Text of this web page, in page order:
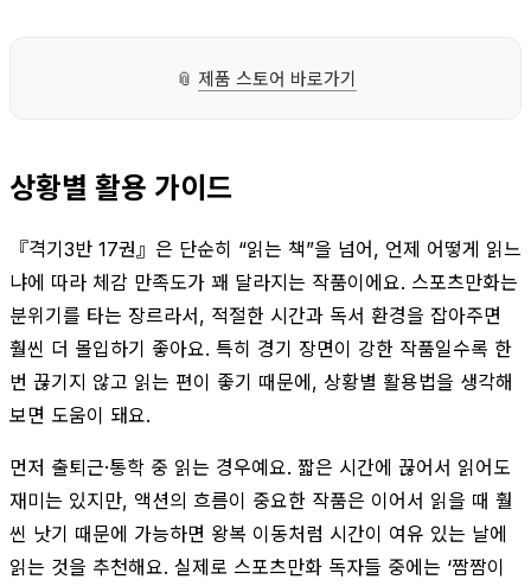
📎 제품 스토어 바로가기
상황별 활용 가이드
『격기3반 17권』은 단순히 “읽는 책”을 넘어, 언제 어떻게 읽느
냐에 따라 체감 만족도가 꽤 달라지는 작품이에요. 스포츠만화는
분위기를 타는 장르라서, 적절한 시간과 독서 환경을 잡아주면
훨씬 더 몰입하기 좋아요. 특히 경기 장면이 강한 작품일수록 한
번 끊기지 않고 읽는 편이 좋기 때문에, 상황별 활용법을 생각해
보면 도움이 돼요.
먼저 출퇴근·통학 중 읽는 경우예요. 짧은 시간에 끊어서 읽어도
재미는 있지만, 액션의 흐름이 중요한 작품은 이어서 읽을 때 훨
씬 낫기 때문에 가능하면 왕복 이동처럼 시간이 여유 있는 날에
읽는 것을 추천해요. 실제로 스포츠만화 독자들 중에는 ‘짬짬이